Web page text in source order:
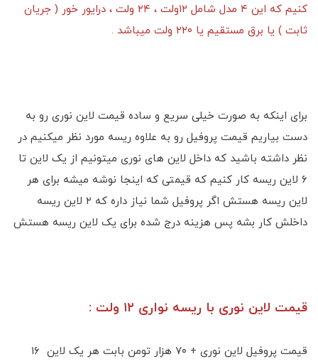
کنیم که این ۴ مدل شامل ۱۲ولت ، ۲۴ ولت ، درایور خور ( جریان
ثابت ) یا برق مستقیم یا ۲۲۰ ولت میباشد .
برای اینکه به صورت خیلی سریع و ساده قیمت لاین نوری رو به
دست بیاریم قیمت پروفیل رو به علاوه ریسه مورد نظر میکنیم در
نظر داشته باشید که داخل لاین های نوری میتونیم از یک لاین تا
۶ لاین ریسه کار کنیم که قیمتی که اینجا نوشه میشه برای هر
لاین ریسه هستش اگر پروفیل شما نیاز داره که ۲ لاین ریسه
داخلش کار بشه پس هزینه درج شده برای یک لاین ریسه هستش
قیمت لاین نوری با ریسه نواری ۱۲ ولت :
قیمت پروفیل لاین نوری + ۷۰ هزار تومن بابت هر یک لاین ۱۶